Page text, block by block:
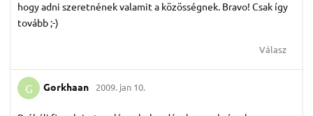
hogy adni szeretnének valamit a közösségnek. Bravo! Csak így
tovább ;-)
Válasz
G Gorkhaan 2009. jan 10.